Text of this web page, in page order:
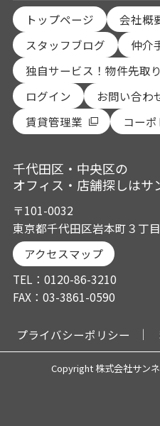
トップページ 会社概
スタッフブログ
仲介
独自サービス！物件先取
ログイン
お問い合わ
賃貸管理業
コー
千代田区・中央区の
オフィス・店舗探しはサ
〒101-0032
東京都千代田区岩本町３丁
アクセスマップ
TEL：0120-86-3210
FAX：03-3861-0590
プライバシーポリシー
Copyright 株式会社サン